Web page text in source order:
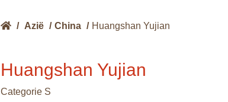
/ Azië / China / Huangshan Yujian
Huangshan Yujian
Categorie S